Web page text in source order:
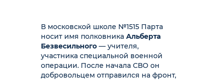
В московской школе №1515 Парта
носит имя полковника Альберта
Безвесильного — учителя,
участника специальной военной
операции. После начала СВО он
добровольцем отправился на фронт,